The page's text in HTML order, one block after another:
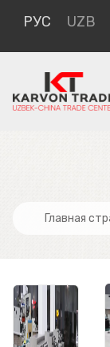
РУС UZB
Главная